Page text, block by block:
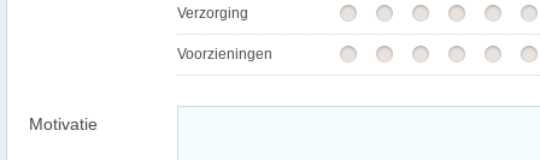
Verzorging
Voorzieningen
Motivatie